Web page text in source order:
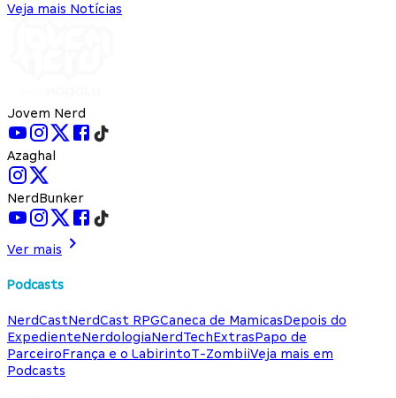
Veja mais Notícias
Jovem Nerd
Azaghal
NerdBunker
Ver mais
Podcasts
NerdCastNerdCast RPGCaneca de MamicasDepois do
ExpedienteNerdologiaNerdTechExtrasPapo de
ParceiroFrança e o LabirintoT-ZombiiVeja mais em
Podcasts